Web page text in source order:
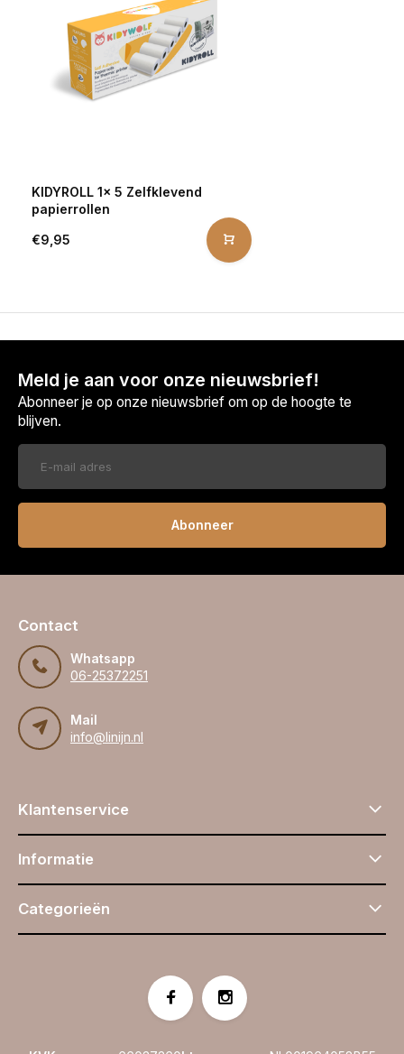
KIDYROLL 1x 5 Zelfklevend
papierrollen
€9,95
Meld je aan voor onze nieuwsbrief!
Abonneer je op onze nieuwsbrief om op de hoogte te
blijven.
Abonneer
Contact
Whatsapp
06-25372251
Mail
info@linijn.nl
Klantenservice
Informatie
Categorieën